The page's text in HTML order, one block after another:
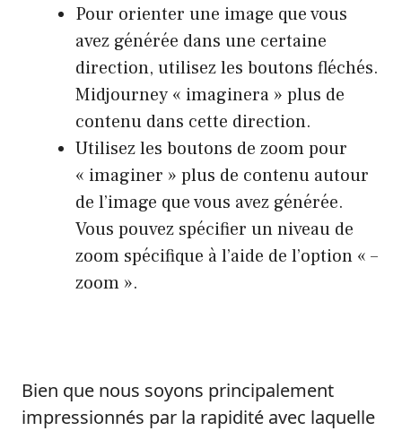
Pour orienter une image que vous
avez générée dans une certaine
direction, utilisez les boutons fléchés.
Midjourney « imaginera » plus de
contenu dans cette direction.
Utilisez les boutons de zoom pour
« imaginer » plus de contenu autour
de l’image que vous avez générée.
Vous pouvez spécifier un niveau de
zoom spécifique à l’aide de l’option « –
zoom ».
Bien que nous soyons principalement
impressionnés par la rapidité avec laquelle